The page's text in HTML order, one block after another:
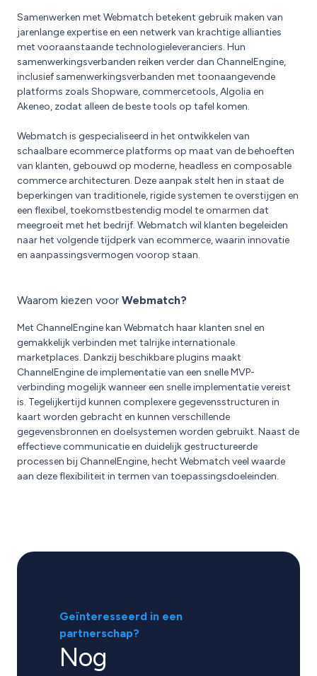
Samenwerken met Webmatch betekent gebruik maken van
jarenlange expertise en een netwerk van krachtige allianties
met vooraanstaande technologieleveranciers. Hun
samenwerkingsverbanden reiken verder dan ChannelEngine,
inclusief samenwerkingsverbanden met toonaangevende
platforms zoals Shopware, commercetools, Algolia en
Akeneo, zodat alleen de beste tools op tafel komen.
Webmatch is gespecialiseerd in het ontwikkelen van
schaalbare ecommerce platforms op maat van de behoeften
van klanten, gebouwd op moderne, headless en composable
commerce architecturen. Deze aanpak stelt hen in staat de
beperkingen van traditionele, rigide systemen te overstijgen en
een flexibel, toekomstbestendig model te omarmen dat
meegroeit met het bedrijf. Webmatch wil klanten begeleiden
naar het volgende tijdperk van ecommerce, waarin innovatie
en aanpassingsvermogen voorop staan.
Waarom kiezen voor Webmatch?
Met ChannelEngine kan Webmatch haar klanten snel en
gemakkelijk verbinden met talrijke internationale
marketplaces. Dankzij beschikbare plugins maakt
ChannelEngine de implementatie van een snelle MVP-
verbinding mogelijk wanneer een snelle implementatie vereist
is. Tegelijkertijd kunnen complexere gegevensstructuren in
kaart worden gebracht en kunnen verschillende
gegevensbronnen en doelsystemen worden gebruikt. Naast de
effectieve communicatie en duidelijk gestructureerde
processen bij ChannelEngine, hecht Webmatch veel waarde
aan deze flexibiliteit in termen van toepassingsdoeleinden.
Geïnteresseerd in een
partnerschap?
Nog